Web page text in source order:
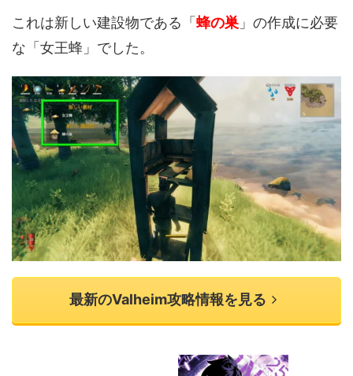
これは新しい建設物である「蜂の巣 」の作成に必要
な「女王蜂」でした。
最新のValheim攻略情報を見る